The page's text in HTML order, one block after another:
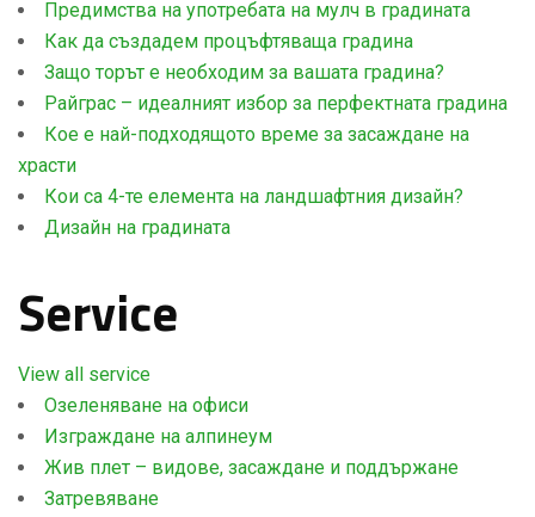
Предимства на употребата на мулч в градината
Как да създадем процъфтяваща градина
Защо торът е необходим за вашата градина?
Райграс – идеалният избор за перфектната градина
Кое е най-подходящото време за засаждане на
храсти
Кои са 4-те елемента на ландшафтния дизайн?
Дизайн на градината
Service
View all service
Озеленяване на офиси
Изграждане на алпинеум
Жив плет – видове, засаждане и поддържане
Затревяване